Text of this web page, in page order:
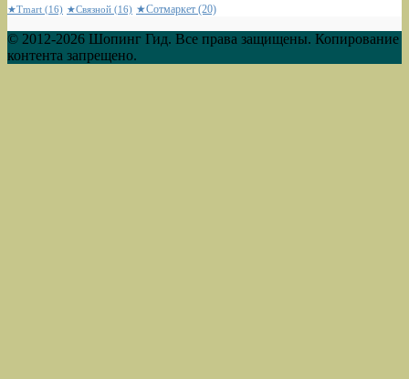
★Tmart (16) ★Связной (16) ★Сотмаркет (20)
© 2012-2026 Шопинг Гид. Все права защищены. Копирование
контента запрещено.